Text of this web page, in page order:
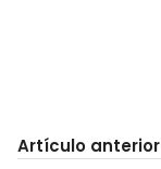
Artículo anterior